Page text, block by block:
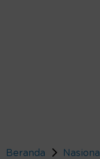
Beranda Nasional